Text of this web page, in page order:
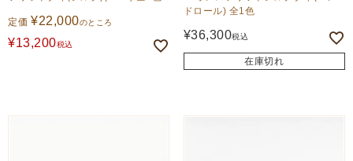
定価 ¥22,000のところ
¥13,200税込
ドロール) 全1色
¥36,300税込
在庫切れ